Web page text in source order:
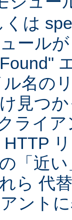
くは
ール
名の
見つ
ライ
「近
ら 代
ント